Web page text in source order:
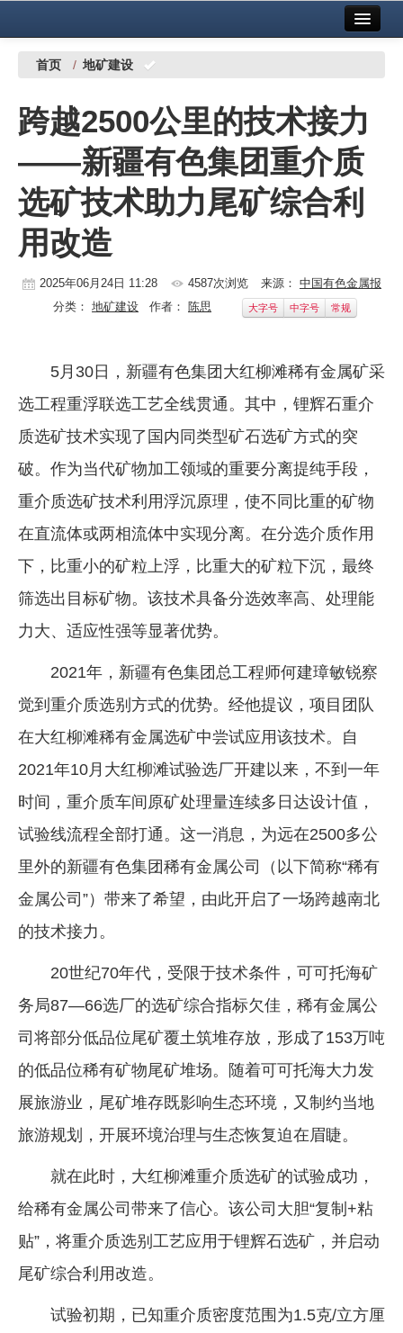
中国有色金属报社主办 广告服务
铜镍铅锌
铝
稀有稀土
有色市场
科技
企业文化
《资源再生》杂志
行情报价
数字报
首页 / 地矿建设
跨越2500公里的技术接力
——新疆有色集团重介质
选矿技术助力尾矿综合利
用改造
2025年06月24日 11:28 4587次浏览 来源： 中国有色金属报
分类： 地矿建设 作者： 陈思 大字号 中字号 常规
5月30日，新疆有色集团大红柳滩稀有金属矿采
选工程重浮联选工艺全线贯通。其中，锂辉石重介
质选矿技术实现了国内同类型矿石选矿方式的突
破。作为当代矿物加工领域的重要分离提纯手段，
重介质选矿技术利用浮沉原理，使不同比重的矿物
在直流体或两相流体中实现分离。在分选介质作用
下，比重小的矿粒上浮，比重大的矿粒下沉，最终
筛选出目标矿物。该技术具备分选效率高、处理能
力大、适应性强等显著优势。
2021年，新疆有色集团总工程师何建璋敏锐察
觉到重介质选别方式的优势。经他提议，项目团队
在大红柳滩稀有金属选矿中尝试应用该技术。自
2021年10月大红柳滩试验选厂开建以来，不到一年
时间，重介质车间原矿处理量连续多日达设计值，
试验线流程全部打通。这一消息，为远在2500多公
里外的新疆有色集团稀有金属公司（以下简称“稀有
金属公司”）带来了希望，由此开启了一场跨越南北
的技术接力。
20世纪70年代，受限于技术条件，可可托海矿
务局87—66选厂的选矿综合指标欠佳，稀有金属公
司将部分低品位尾矿覆土筑堆存放，形成了153万吨
的低品位稀有矿物尾矿堆场。随着可可托海大力发
展旅游业，尾矿堆存既影响生态环境，又制约当地
旅游规划，开展环境治理与生态恢复迫在眉睫。
就在此时，大红柳滩重介质选矿的试验成功，
给稀有金属公司带来了信心。该公司大胆“复制+粘
贴”，将重介质选别工艺应用于锂辉石选矿，并启动
尾矿综合利用改造。
试验初期，已知重介质密度范围为1.5克/立方厘